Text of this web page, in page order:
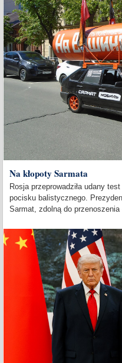
Na kłopoty Sarmata
Rosja przeprowadziła udany
pocisku balistycznego.
Sarmat, zdolną do przenoszenia